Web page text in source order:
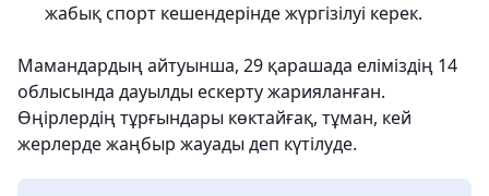
жабық спорт кешендерінде жүргізілуі керек.
Мамандардың айтуынша, 29 қарашада еліміздің 14
облысында дауылды ескерту жарияланған.
Өңірлердің тұрғындары көктайғақ, тұман, кей
жерлерде жаңбыр жауады деп күтілуде.